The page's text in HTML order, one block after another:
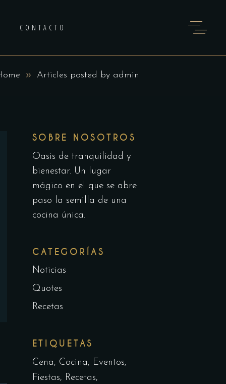
CONTACTO
Articles posted by admin
SOBRE NOSOTROS
Oasis de tranquilidad y
bienestar. Un lugar
mágico en el que se abre
paso la semilla de una
cocina única.
CATEGORÍAS
Noticias
Quotes
Recetas
ETIQUETAS
Cena Cocina
Eventos
Fiestas
Recetas